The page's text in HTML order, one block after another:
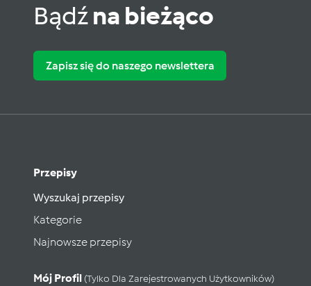
Bądźna bieżąco
Zapisz się do naszego newslettera
Przepisy
Wyszukaj przepisy
Kategorie
Najnowsze przepisy
Mój Profil (tylko Dla Zarejestrowanych Użytkowników)